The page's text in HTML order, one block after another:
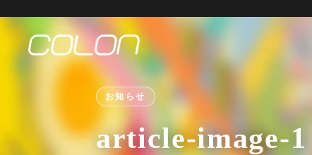
お知らせ
article-image-1